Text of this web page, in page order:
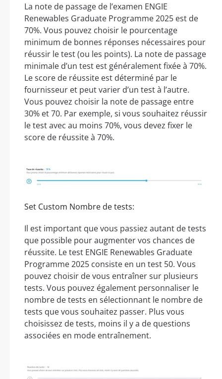
La note de passage de l’examen ENGIE
Renewables Graduate Programme 2025 est de
70%. Vous pouvez choisir le pourcentage
minimum de bonnes réponses nécessaires pour
réussir le test (ou les points). La note de passage
minimale d’un test est généralement fixée à 70%.
Le score de réussite est déterminé par le
fournisseur et peut varier d’un test à l’autre.
Vous pouvez choisir la note de passage entre
30% et 70. Par exemple, si vous souhaitez réussir
le test avec au moins 70%, vous devez fixer le
score de réussite à 70%.
Set Custom Nombre de tests:
Il est important que vous passiez autant de tests
que possible pour augmenter vos chances de
réussite. Le test ENGIE Renewables Graduate
Programme 2025 consiste en un test 50. Vous
pouvez choisir de vous entraîner sur plusieurs
tests. Vous pouvez également personnaliser le
nombre de tests en sélectionnant le nombre de
tests que vous souhaitez passer. Plus vous
choisissez de tests, moins il y a de questions
associées en mode entraînement.